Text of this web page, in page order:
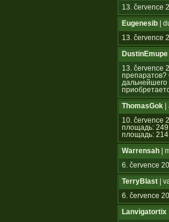
13. července
Eugenesib |
13. července
DustinEmupe
13. července
препаратов?
дальнейшего
ThomasGok
10. července
площадь:
площадь: 214
Warrensah |
6. července
TerryBlast |
6. července
Lanvigatortix